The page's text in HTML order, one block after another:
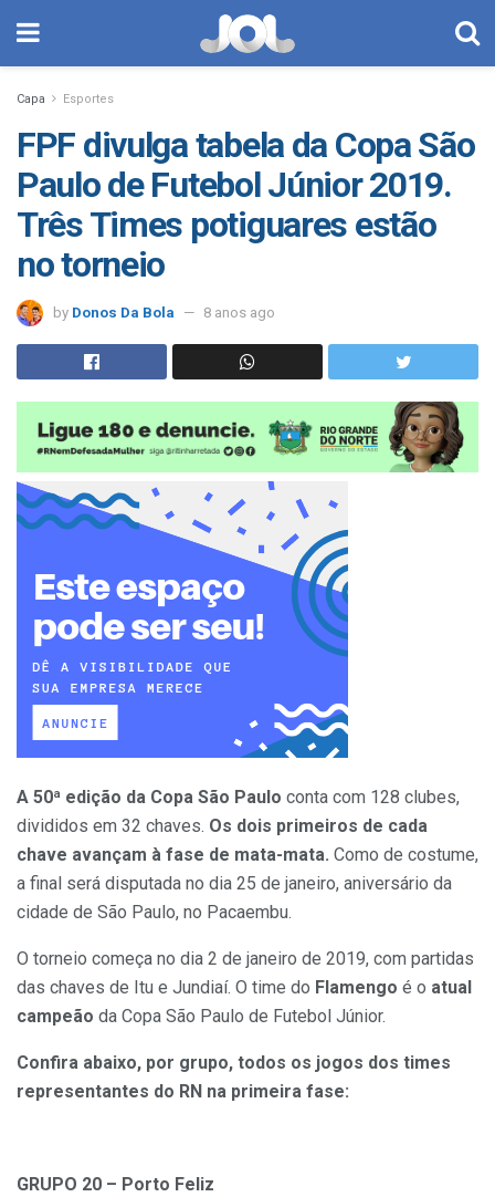
Capa Esportes
FPF divulga tabela da Copa São
Paulo de Futebol Júnior 2019.
Três Times potiguares estão
no torneio
by Donos Da Bola 8 anos ago
A 50ª edição da Copa São Paulo conta com 128 clubes,
divididos em 32 chaves. Os dois primeiros de cada
chave avançam à fase de mata-mata. Como de costume,
a final será disputada no dia 25 de janeiro, aniversário da
cidade de São Paulo, no Pacaembu.
O torneio começa no dia 2 de janeiro de 2019, com partidas
das chaves de Itu e Jundiaí. O time do Flamengo é o atual
campeão da Copa São Paulo de Futebol Júnior.
Confira abaixo, por grupo, todos os jogos dos times
representantes do RN na primeira fase:
GRUPO 20 – Porto Feliz